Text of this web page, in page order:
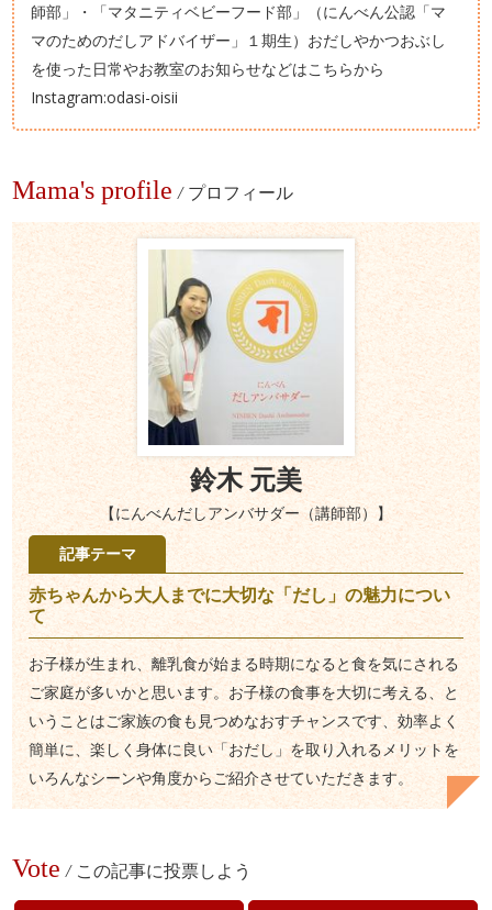
師部」・「マタニティベビーフード部」（にんべん公認「マ
マのためのだしアドバイザー」１期生）おだしやかつおぶし
を使った日常やお教室のお知らせなどはこちらから
Instagram:odasi-oisii
Mama's profile / プロフィール
鈴木 元美
【にんべんだしアンバサダー（講師部）】
記事テーマ
赤ちゃんから大人までに大切な「だし」の魅力につい
て
お子様が生まれ、離乳食が始まる時期になると食を気にされる
ご家庭が多いかと思います。お子様の食事を大切に考える、と
いうことはご家族の食も見つめなおすチャンスです、効率よく
簡単に、楽しく身体に良い「おだし」を取り入れるメリットを
いろんなシーンや角度からご紹介させていただきます。
Vote / この記事に投票しよう